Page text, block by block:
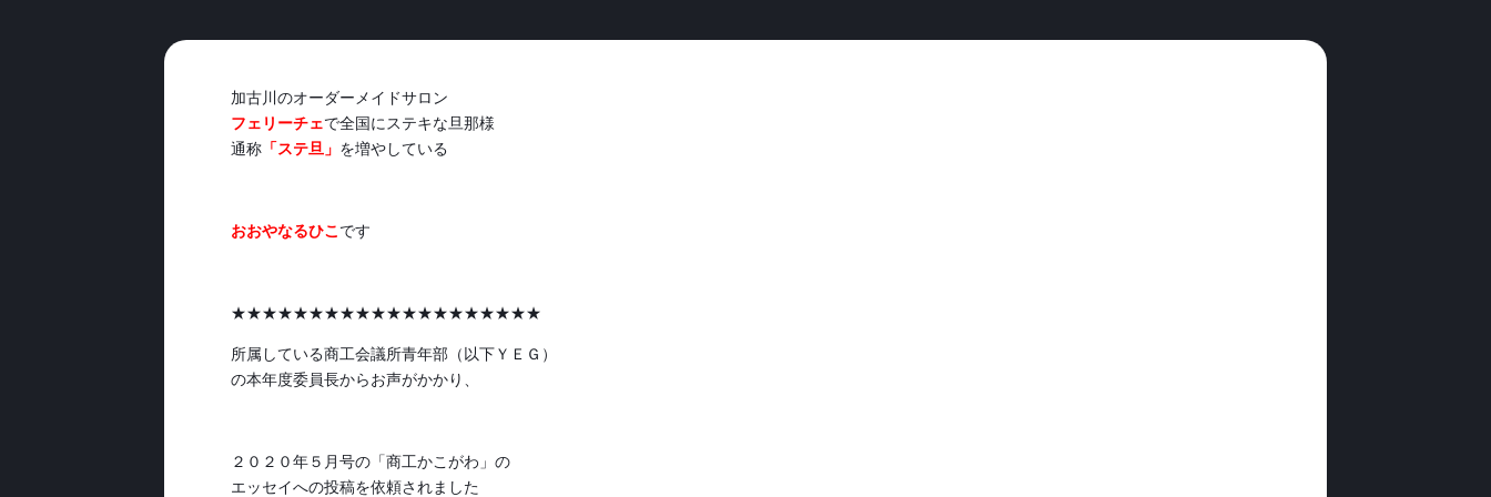
加古川のオーダーメイドサロン
フェリーチェで全国にステキな旦那様
通称「ステ旦」 を増やしている
おおやなるひこ です
★★★★★★★★★★★★★★★★★★★★
所属している商工会議所青年部（以下ＹＥＧ）
の本年度委員長からお声がかかり、
２０２０年５月号の「商工かこがわ」の
エッセイへの投稿を依頼されました